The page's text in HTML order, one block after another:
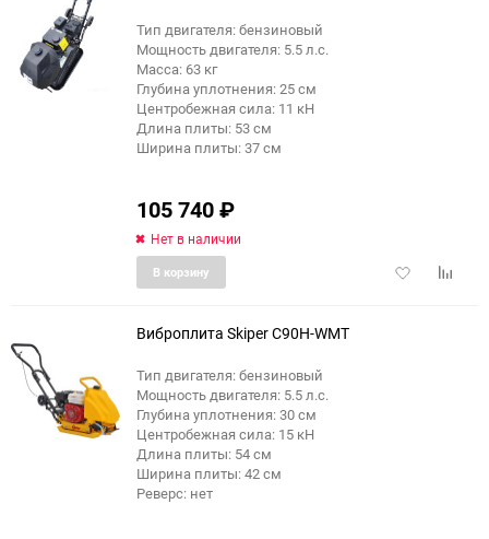
Тип двигателя: бензиновый
Мощность двигателя: 5.5 л.с.
Масса: 63 кг
Глубина уплотнения: 25 см
Центробежная сила: 11 кН
Длина плиты: 53 см
Ширина плиты: 37 см
105 740₽
Нет в наличии
Добавить
В корзину
Виброплита Skiper C90H-WMT
Тип двигателя: бензиновый
Мощность двигателя: 5.5 л.с.
Глубина уплотнения: 30 см
Центробежная сила: 15 кН
Длина плиты: 54 см
Ширина плиты: 42 см
Реверс: нет